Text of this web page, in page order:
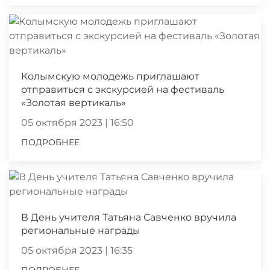
Колымскую молодежь приглашают
отправиться с экскурсией на фестиваль
«Золотая вертикаль»
05 октября 2023 | 16:50
ПОДРОБНЕЕ
В День учителя Татьяна Савченко вручила
региональные награды
05 октября 2023 | 16:35